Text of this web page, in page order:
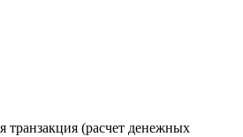
транзакция (расчет денежных